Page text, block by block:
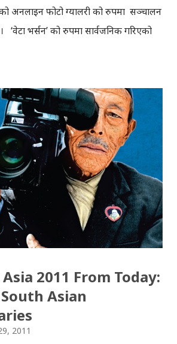
को अनलाइन फोटो ग्यालरी को रुपमा सञ्चालन
‘वेटा भर्सन’ को रुपमा सार्वजनिक गरिएको
नेपालफोटोग्राफी डटओआरजी का एक
बताउँछन् । नेपालफोटोग्राफी ले सञ्चालन
को निर्माण स्वप्निल आचार्य ले गरेका हुन् ।
संग्रह मात्र नभइ, नयाँ प्रतिभाहरु को
उपयुक्त ‘प्लेटफर्म’ पनि हो । नेपाली
सुनौलो अवसर तपाई फोटोग्राफी गर्नुहुन्छ भने, ‘
लागि उपयुक्त ‘प्लेटफर्म’ हुनसक्छ । हाललाई
गर्न मिल्ने यस साइटमा यहाँबाट साइनअप
‘ ग्यालरी ’ मा गएर, अहिले...
2011 From Today:
Asian
2011